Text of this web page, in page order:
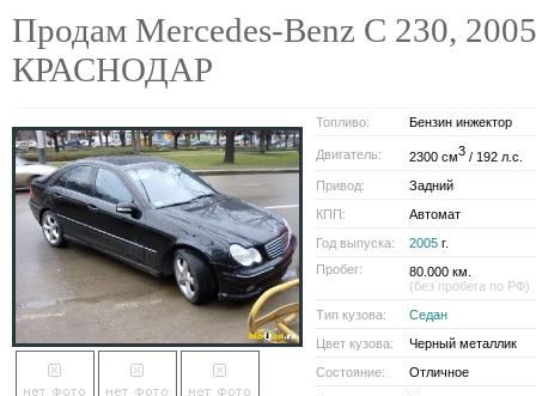
Продам Mercedes-Benz C 230, 2005
КРАСНОДАР
Топливо: Бензин инжектор
Двигатель: 2300 см3 / 192 л.с.
Привод:
Задний
КПП:
Автомат
Год выпуска:
2005 г.
Пробег:
80.000 км.
(без пробега по РФ)
Тип кузова:
Седан
Цвет кузова:
Черный металлик
Состояние:
Отличное